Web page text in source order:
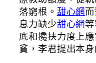
落窮根。 甜心網
息力缺少甜心網
底和攙扶力度上
貧，李君提出本身